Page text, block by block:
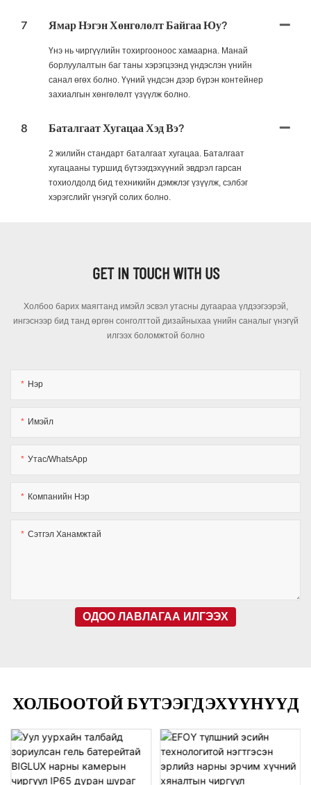
7 Ямар Нэгэн Хөнгөлөлт Байгаа Юу?
Үнэ нь чиргүүлийн тохиргооноос хамаарна. Манай
борлуулалтын баг таны хэрэгцээнд үндэслэн үнийн
санал өгөх болно. Үүний үндсэн дээр бүрэн контейнер
захиалгын хөнгөлөлт үзүүлж болно.
8 Баталгаат Хугацаа Хэд Вэ?
2 жилийн стандарт баталгаат хугацаа. Баталгаат
хугацааны туршид бүтээгдэхүүний эвдрэл гарсан
тохиолдолд бид техникийн дэмжлэг үзүүлж, сэлбэг
хэрэгслийг үнэгүй солих болно.
GET IN TOUCH WITH US
Холбоо барих маягтанд имэйл эсвэл утасны дугаараа үлдээгээрэй,
ингэснээр бид танд өргөн сонголттой дизайныхаа үнийн саналыг үнэгүй
илгээх боломжтой болно
Нэр
Имэйл
Утас/WhatsApp
Компанийн Нэр
Сэтгэл Ханамжтай
ОДОО ЛАВЛАГАА ИЛГЭЭХ
ХОЛБООТОЙ БҮТЭЭГДЭХҮҮНҮҮД